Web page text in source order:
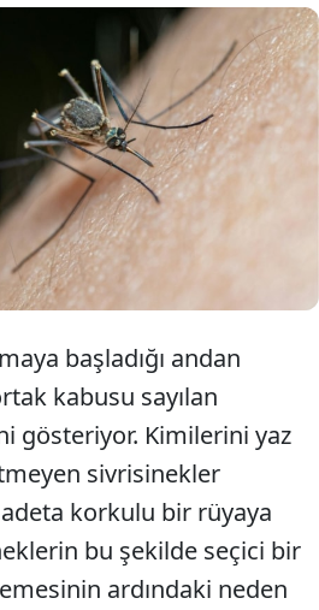
sayılan sivrisineklerin belirli
çok daha fazla ısırdığı
Ancak bunun sebebi uzun
Daha öncesinde
göre tercih teorisi gibi
bir çalışma aldı. Sivrisineklerin
kişileri ısırmayı tercih ettiği
bu detaya dikkat edin.
başladığı andan
kabusu sayılan
gösteriyor. Kimilerini yaz
sivrisinekler
adeta korkulu bir rüyaya
bu şekilde seçici bir
ardındaki neden